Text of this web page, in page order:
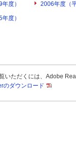
度） 2006年度（
度）
いただくには、Adobe
のダウンロード